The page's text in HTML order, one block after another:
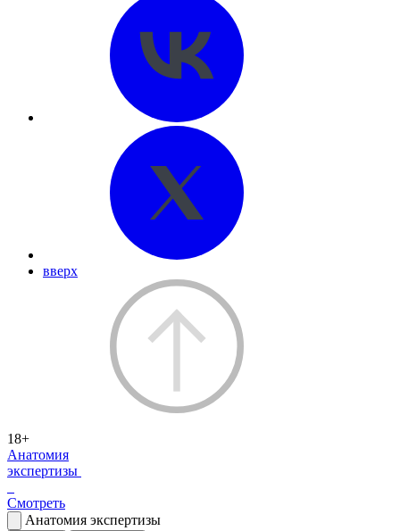
вверх
18+
Анатомия
экспертизы
Смотреть
Анатомия экспертизы